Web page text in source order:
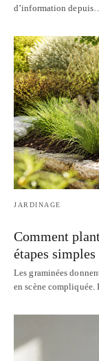
d’information depuis…
JARDINAGE
Comment
étapes simples
Les graminées
en scène